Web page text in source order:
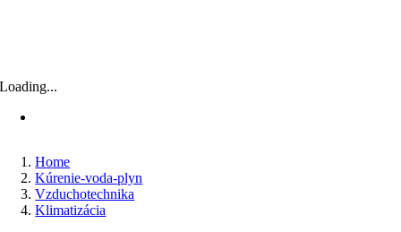
Loading...
Home
Kúrenie-voda-plyn
Vzduchotechnika
Klimatizácia